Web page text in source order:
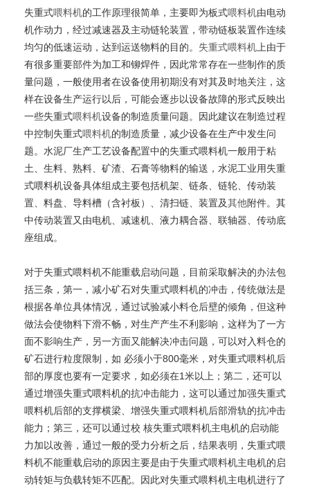
失重式喂料机的工作原理很简单，主要即为板式喂料机由电动
机作动力，经过减速器及主动链轮装置，带动链板装置作连续
均匀的低速运动，达到运送物料的目的。 失重式喂料机 上由于
有很多重要部件为加工和铆焊件，因此常常存在一些制作的质
量问题，一般使用者在设备使用初期没有对其及时地关注，这
样在设备生产运行以后，可能会逐步以设备故障的形式反映出
一些失重式喂料机设备的制造质量问题。因此建议在制造过程
中控制失重式喂料机的制造质量，减少设备在生产中发生问
题。水泥厂生产工艺设备配置中的失重式喂料机一般用于粘
土、生料、熟料、矿渣、石膏等物料的输送，水泥工业用失重
式喂料机设备具体组成主要包括机架、链条、链轮、传动装
置、料盘、导料槽（含衬板）、清扫链、装置及其他附件。其
中传动装置又由电机、减速机、液力耦合器、联轴器、传动底
座组成。
对于失重式喂料机不能重载启动问题，目前采取解决的办法包
括三条，第一，减小矿石对失重式喂料机的冲击，传统做法是
根据各单位具体情况，通过试验减小料仓后壁的倾角，但这种
做法会使物料下滑不畅，对生产产生不利影响，这样为了一方
面不影响生产，另一方面又能解决冲击问题，可以对入料仓的
矿石进行粒度限制，如 必须小于800毫米，对失重式喂料机后
部的厚度也要有一定要求，如必须在1米以上；第二，还可以
通过增强失重式喂料机的抗冲击能力，这可以通过加强失重式
喂料机后部的支撑横梁、增强失重式喂料机后部滑轨的抗冲击
能力；第三，还可以通过校 核失重式喂料机主电机的启动能
力加以改善，通过一般的受力分析之后，结果表明，失重式喂
料机不能重载启动的原因主要是由于失重式喂料机主电机的启
动转矩与负载转矩不匹配。因此对失重式喂料机主电机进行了